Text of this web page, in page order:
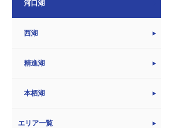
河口湖
西湖
精進湖
本栖湖
エリア一覧